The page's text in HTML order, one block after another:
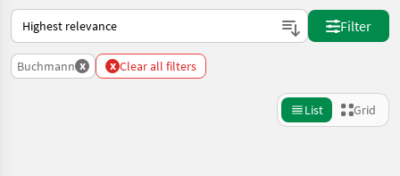
This is how sorting works on Landwirt.com
Filter
Buchmann x x Clear all filters
List Grid